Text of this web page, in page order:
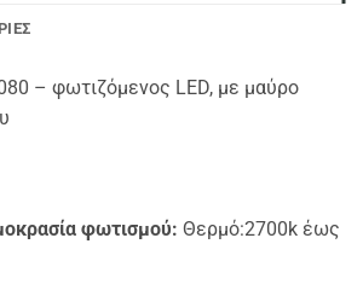
– φωτιζόμενος LED, με μαύρο
φωτισμού: Θερμό:2700k έως